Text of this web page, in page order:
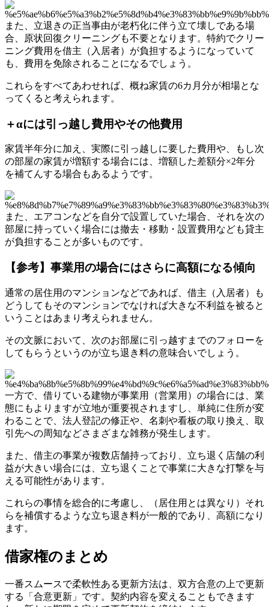
また、立退きの正当事由が老朽化に伴う立て壊しである場
合、原状回復クリーニングも不要となります。特約でクリー
ニング費用を借主（入居者）が負担するようになっていて
も、費用を免除されることになるでしょう。
これらをすべてあわせれば、概ね家賃の6カ月分が相場とな
ってくると考えられます。
＋αには引っ越し費用やその他費用
家賃半年分に加え、実際に引っ越しに要した費用や、もし次
の部屋の家賃が増額する場合には、増額した差額分×2年分
を補てんする場合もあるようです。
また、エアコンなどを自分で設置していた場合、それを次の
部屋に持っていく場合には撤去・移動・設置費用なども貸主
が負担することが多いものです。
【参考】事業用の場合にはさらに高額になる傾向
通常の居住用のマンションなどであれば、借主（入居者）も
どうしてもそのマンションでなければ大きな不利益を被ると
いうことはあまり考えられません。
その文脈において、次のお部屋に引っ越すまでのフォローを
してもらうというのが立ち退き料の意味合いでしょう。
一方で、借りている建物が事業用（営業用）の場合には、業
態にもよりますが立地が重要視されますし、単純に住所が変
わることで、法人登記の修正や、名刺や看板の取り換え、取
引先への周知などさまざまな雑務が発生します。
また、借主の事業が複数店舗持っており、立ち退く店舗の利
益が大きい場合には、立ち退くことで事業に大きな打撃を与
える可能性があります。
これらの事情を総合的に考慮し、（居住用とは異なり）それ
らを補償するような立ち退き料が一般的であり、高額になり
ます。
借家権のまとめ
一番スムースで柔軟性ある更新方法は、双方合意の上で更新
する「合意更新」です。契約内容を変えることもできます